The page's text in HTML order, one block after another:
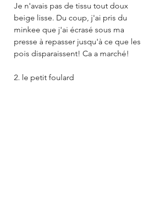
Je n'avais pas de tissu tout doux
beige lisse. Du coup, j'ai pris du
minkee que j'ai écrasé sous ma
presse à repasser jusqu'à ce que les
pois disparaissent! Ca a marché!
2. le petit foulard